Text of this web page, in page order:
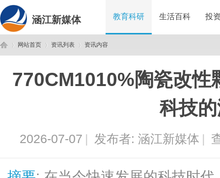
涵江新媒体 教育科研 生活百科 投
网站首页
›
资讯列表
›
资讯内容
770CM1010%陶瓷改性
科技
2026-07-07 | 发布者: 涵江新媒体 |